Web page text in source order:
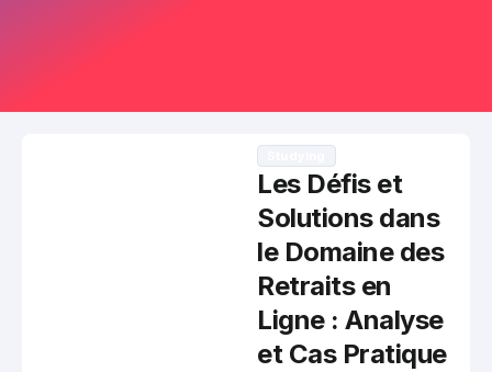
Les Défis et
Solutions dans
le Domaine des
Retraits en
Ligne : Analyse
et Cas Pratique